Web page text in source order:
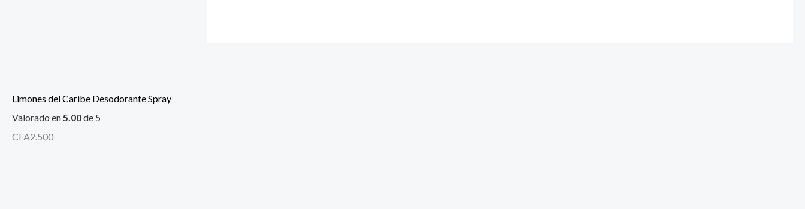
Limones del Caribe Desodorante Spray
Valorado en5.00de 5
CFA2.500